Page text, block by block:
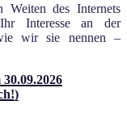
des Internets
Interesse an der
wir sie nennen –